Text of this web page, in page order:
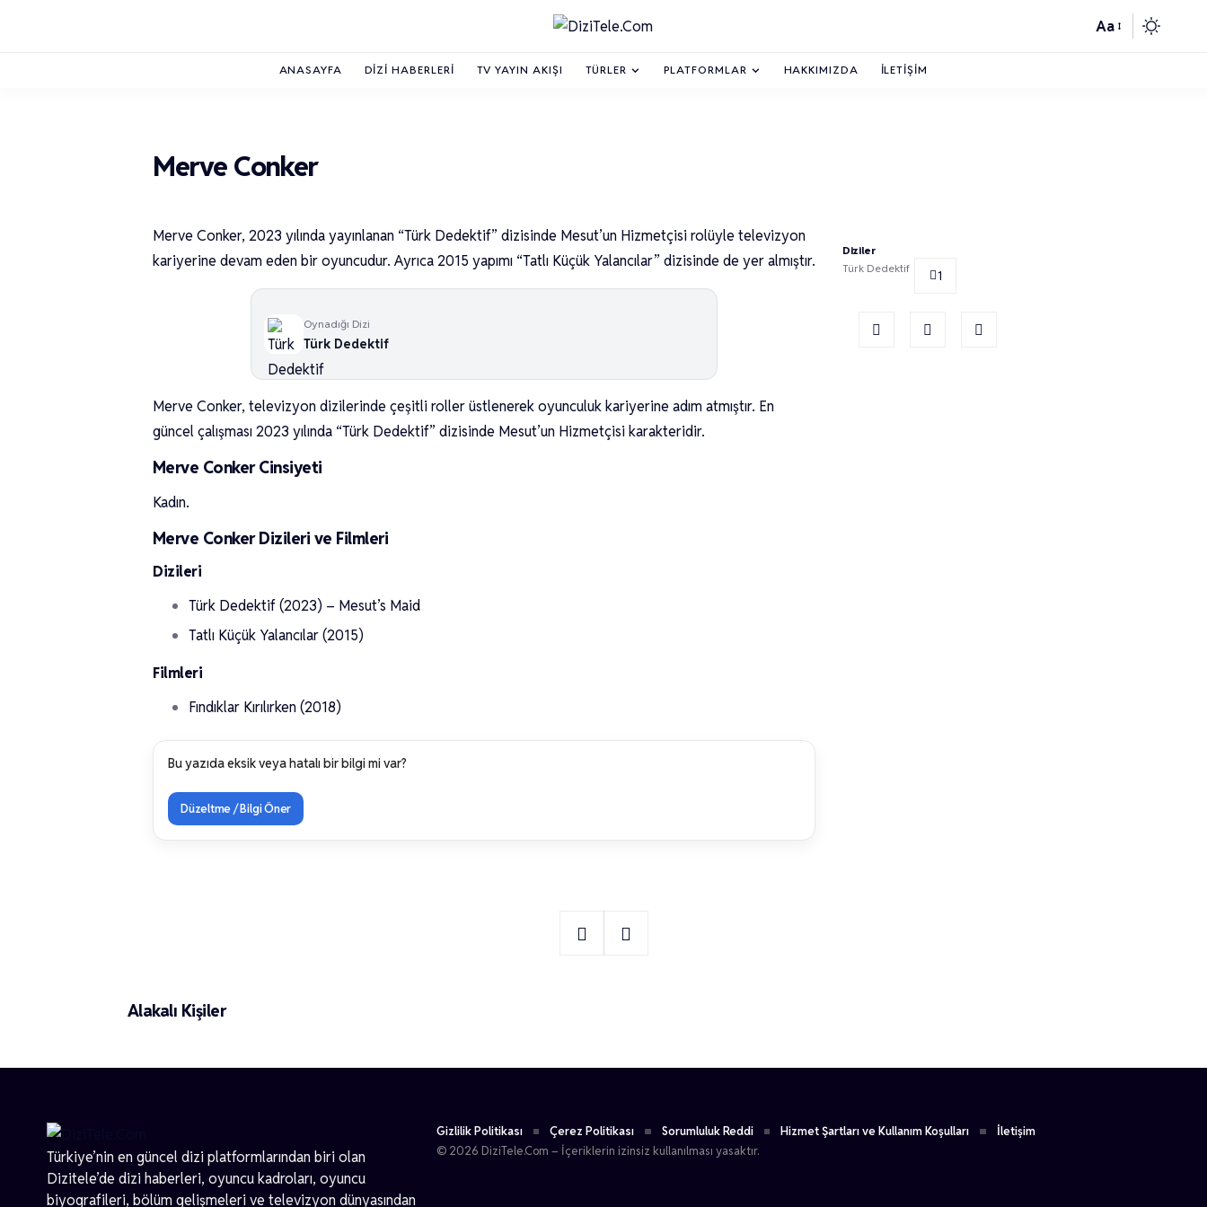
Aa
ANASAYFA DIZI HABERLERI TV YAYIN AKIŞI TÜRLER PLATFORMLAR HAKKIMIZDA İLETIŞIM
Merve Conker
Merve Conker, 2023 yılında yayınlanan “Türk Dedektif” dizisinde Mesut’un Hizmetçisi rolüyle televizyon
kariyerine devam eden bir oyuncudur. Ayrıca 2015 yapımı “Tatlı Küçük Yalancılar” dizisinde de yer almıştır.
Oynadığı Dizi
Türk Dedektif
Merve Conker, televizyon dizilerinde çeşitli roller üstlenerek oyunculuk kariyerine adım atmıştır. En
güncel çalışması 2023 yılında “Türk Dedektif” dizisinde Mesut’un Hizmetçisi karakteridir.
Merve Conker Cinsiyeti
Kadın.
Merve Conker Dizileri ve Filmleri
Dizileri
Türk Dedektif (2023) – Mesut’s Maid
Tatlı Küçük Yalancılar (2015)
Filmleri
Fındıklar Kırılırken (2018)
Bu yazıda eksik veya hatalı bir bilgi mi var?
Düzeltme / Bilgi Öner
Diziler
Türk Dedektif
1
Alakalı Kişiler
Diyar Bozkurt
Türkiye’nin en güncel dizi platformlarından biri olan
Dizitele’de dizi haberleri, oyuncu kadroları, oyuncu
biyografileri, bölüm gelişmeleri ve televizyon dünyasından
Gizlilik Politikası Çerez Politikası Sorumluluk Reddi Hizmet Şartları ve Kullanım Koşulları
İletişim
© 2026 DiziTele.Com – İçeriklerin izinsiz kullanılması yasaktır.